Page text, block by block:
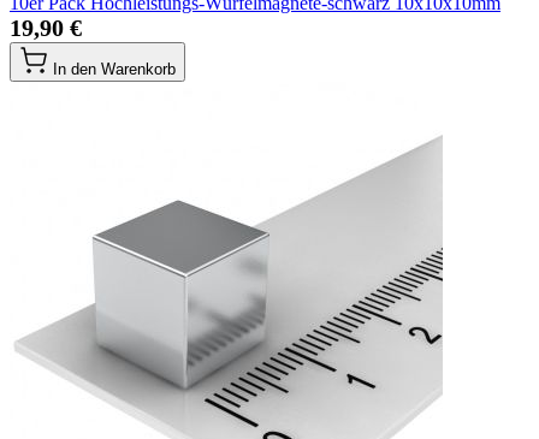
19,90 €
In den Warenkorb